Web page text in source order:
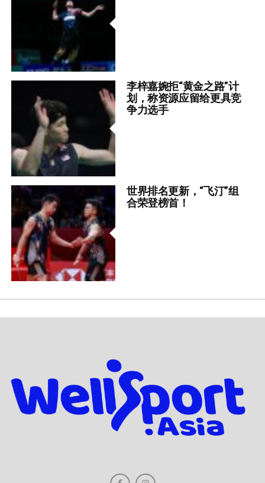
李梓嘉婉拒“黄金之路”计
划，称资源应留给更具竞
争力选手
世界排名更新，“飞汀”组
合荣登榜首！